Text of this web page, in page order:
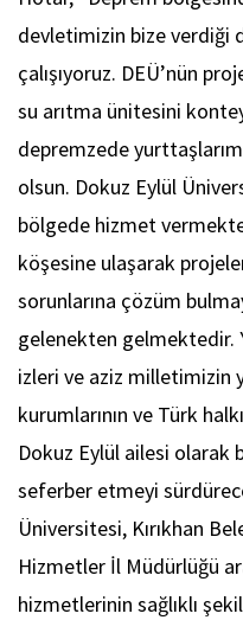
devletimizin bize verdiği
çalışıyoruz. DEÜ’nün
su arıtma ünitesini
depremzede
olsun. Dokuz Eylül
bölgede hizmet
köşesine ulaşarak
sorunlarına çözüm
gelenekten gelmektedir.
izleri ve aziz milletimizin
kurumlarının ve Türk
Dokuz Eylül ailesi olarak
seferber etmeyi
Üniversitesi, Kırıkhan
Hizmetler İl Müdürlüğü
hizmetlerinin sağlıklı